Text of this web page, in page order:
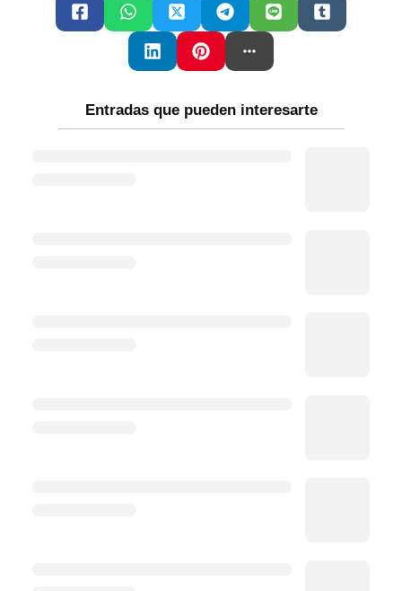
Entradas que pueden interesarte